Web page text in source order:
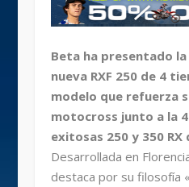
Beta ha presentado
nueva RXF 250 de 4
modelo que refuerza
motocross junto a la
exitosas 250 y 350
Desarrollada en
destaca por su filosofía